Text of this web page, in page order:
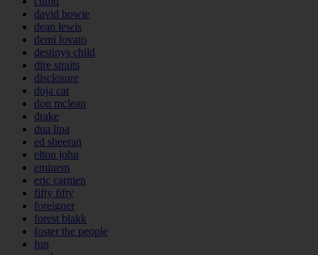
david bowie
dean lewis
demi lovato
destinys child
dire straits
disclosure
doja cat
don mclean
drake
dua lipa
ed sheeran
elton john
eminem
eric carmen
fifty fifty
foreigner
forest blakk
foster the people
fun